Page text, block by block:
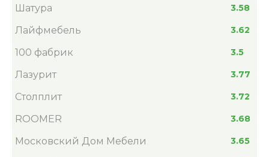
Шатура 3.58
Лайфмебель 3.62
100 фабрик 3.5
Лазурит 3.77
Столплит 3.72
ROOMER 3.68
Московский Дом Мебели 3.65